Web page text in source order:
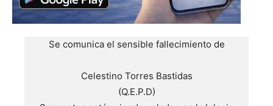
Se comunica el sensible fallecimiento de
Celestino Torres Bastidas
(Q.E.P.D)